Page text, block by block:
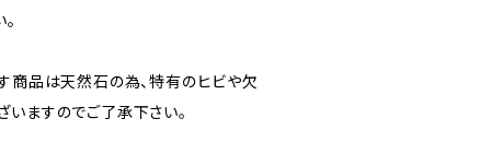
商品は天然石の為、特有のヒビや欠
ますのでご了承下さい。